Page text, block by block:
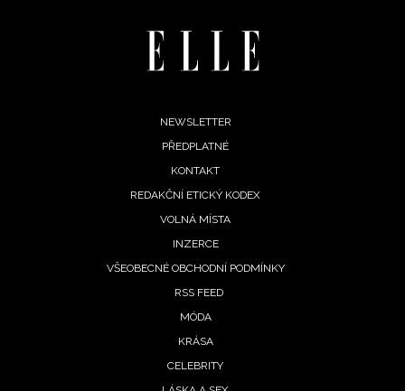
NEWSLETTER
PŘEDPLATNÉ
KONTAKT
REDAKČNÍ ETICKÝ KODEX
VOLNÁ MÍSTA
INZERCE
VŠEOBECNÉ OBCHODNÍ PODMÍNKY
RSS FEED
MÓDA
KRÁSA
CELEBRITY